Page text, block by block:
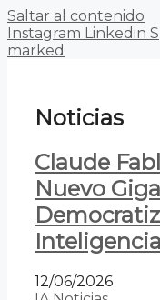
Saltar al contenido
Instagram Linkedin
marked
Noticias
Claude
Nuevo
12/06/2026